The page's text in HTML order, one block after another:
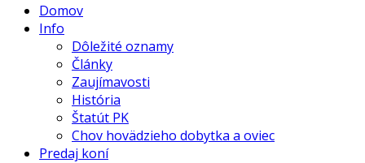
Domov
Info
Dôležité oznamy
Články
Zaujímavosti
História
Štatút PK
Chov hovädzieho dobytka a oviec
Predaj koní